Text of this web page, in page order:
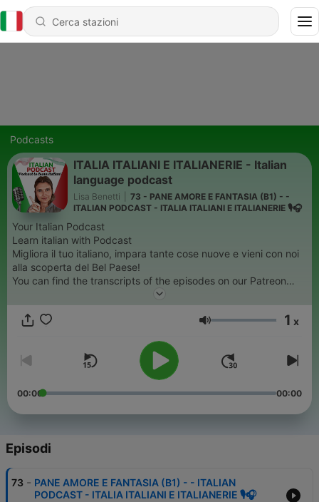
Podcasts
ITALIA ITALIANI E ITALIANERIE - Italian
language podcast
Lisa Benetti
73 - PANE AMORE E FANTASIA (B1) - -
ITALIAN PODCAST - ITALIA ITALIANI E ITALIANERIE 🎙🎧
Your Italian Podcast
Learn italian with Podcast
Migliora il tuo italiano, impara tante cose nuove e vieni con noi
alla scoperta del Bel Paese!
You can find the transcripts of the episodes on our Patreon
and more. For Italian learners who love everything about Italy.
https://www.patreon.com/AllyoucanItaly
or make a donation on PayPal to
https://paypal.me/AllyoucanItaly
or offer us a cup of cofee:buymeacoffee.com/italiabenetti☕
#ItalianLifestyle #ItalianTraditions #ItalianLanguagePodcast
Diventa un supporter di questo podcast:
https://www.spreaker.com/podcast/italia-italiani-e-italianerie-
italian-language-podcast--4160817/support.
Volume 1 x
00:00 00:00
Episodi
73 - PANE AMORE E FANTASIA (B1) - - ITALIAN
PODCAST - ITALIA ITALIANI E ITALIANERIE 🎙🎧